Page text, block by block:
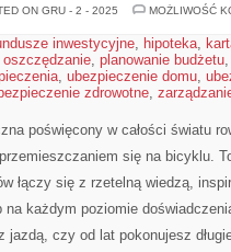
ON GRU - 2 - 2025
MOŻLIWOŚĆ
inwestycyjne, hipoteka,
oszczędzanie, planowanie budżetu
, ubezpieczenie domu,
zdrowotne,
poświęcony w całości światu
się na bicyklu.
łączy się z rzetelną wiedzą,
na każdym poziomie
jazdą, czy od lat pokonujesz